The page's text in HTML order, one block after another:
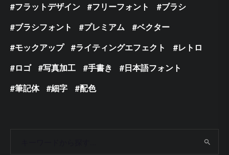
フラットデザイン
フリーフォント
ブラシ
ブラシフォント
プレミアム
ベクター
モックアップ
ライティングエフェクト
レトロ
ロゴ
写真加工 手書き
日本語フォント
筆記体
細字 配色